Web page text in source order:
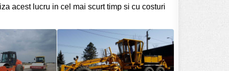
acest lucru in cel mai scurt timp si cu costuri